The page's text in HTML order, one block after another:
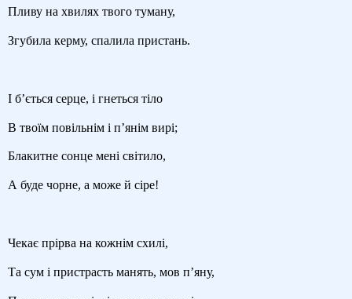
Пливу на хвилях твого туману,
Згубила керму, спалила пристань.
І б’ється серце, і гнеться тіло
В твоїм повільнім і п’янім вирі;
Блакитне сонце мені світило,
А буде чорне, а може й сіре!
Чекає прірва на кожнім схилі,
Та сум і пристрасть манять, мов п’яну,